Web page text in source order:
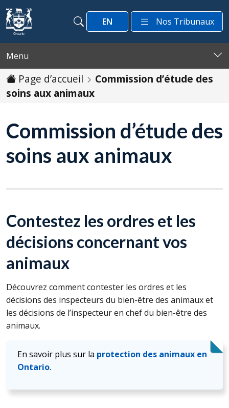
Passer au contenu
Recherche
Recherche
EN Nos Tribunaux
Menu
Page d’accueil
Commission d’étude des
soins aux animaux
Commission d’étude des
soins aux animaux
Contestez les ordres et les
décisions concernant vos
animaux
Découvrez comment contester les ordres et les
décisions des inspecteurs du bien-être des animaux et
les décisions de l’inspecteur en chef du bien-être des
animaux.
En savoir plus sur la protection des animaux en
Ontario.